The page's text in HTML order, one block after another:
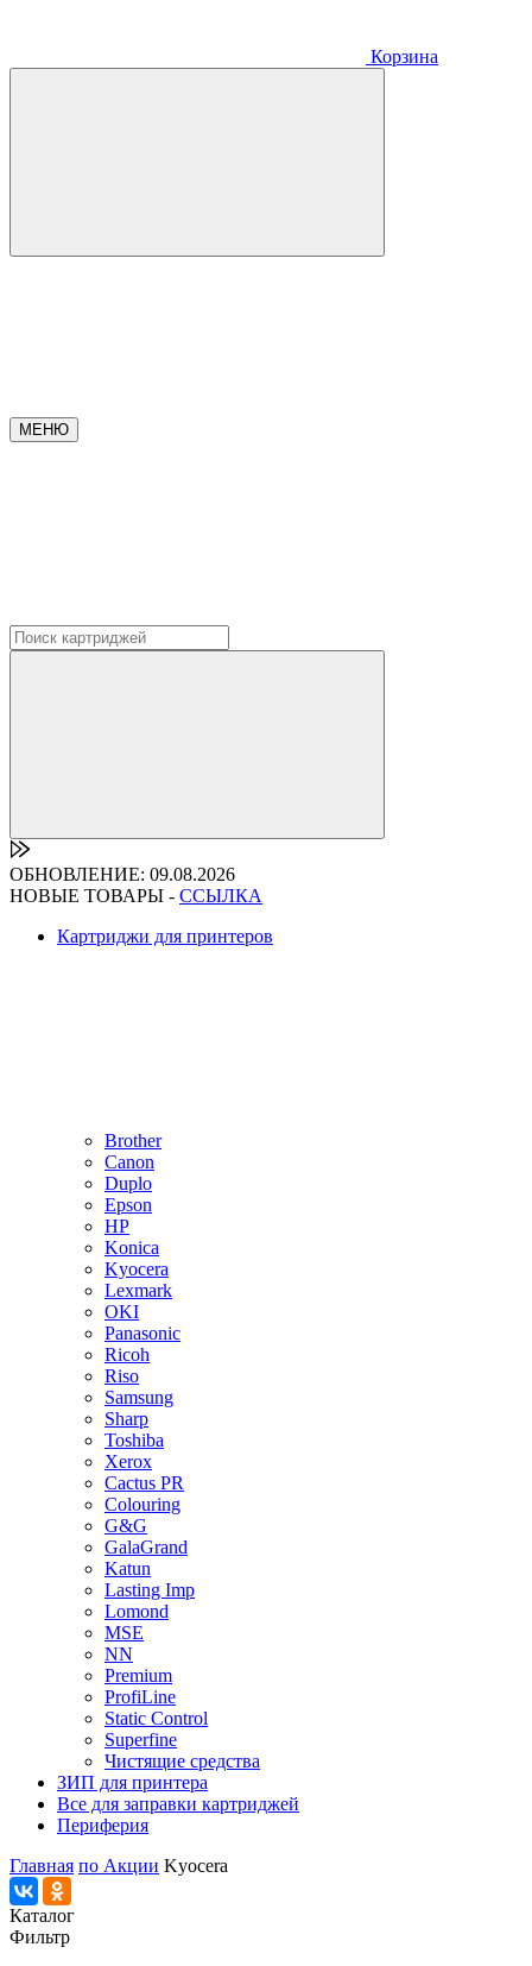
Корзина
МЕНЮ
ОБНОВЛЕНИЕ: 09.08.2026
НОВЫЕ ТОВАРЫ - ССЫЛКА
Картриджи для принтеров
Brother
Canon
Duplo
Epson
HP
Konica
Kyocera
Lexmark
OKI
Panasonic
Ricoh
Riso
Samsung
Sharp
Toshiba
Xerox
Cactus PR
Colouring
G&G
GalaGrand
Katun
Lasting Imp
Lomond
MSE
NN
Premium
ProfiLine
Static Control
Superfine
Чистящие средства
ЗИП для принтера
Все для заправки картриджей
Периферия
Главная по Акции Kyocera
Каталог
Фильтр